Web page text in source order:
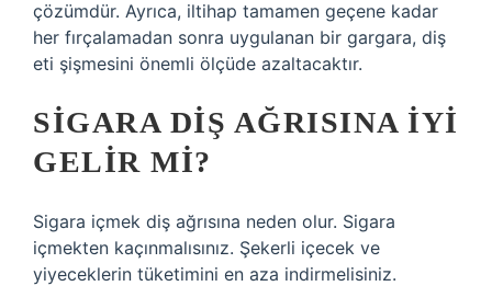
çözümdür. Ayrıca, iltihap tamamen geçene kadar
her fırçalamadan sonra uygulanan bir gargara, diş
eti şişmesini önemli ölçüde azaltacaktır.
SIGARA DIŞ AĞRISINA IYI
GELIR MI?
Sigara içmek diş ağrısına neden olur. Sigara
içmekten kaçınmalısınız. Şekerli içecek ve
yiyeceklerin tüketimini en aza indirmelisiniz.